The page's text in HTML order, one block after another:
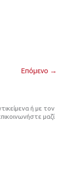
Επόμενο →
ή με τον
μαζί